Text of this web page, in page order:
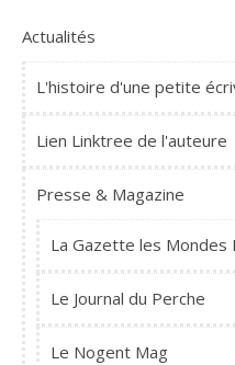
Actualités
L'histoire d'une petite
Lien Linktree de l'auteure
Presse & Magazine
La Gazette les Mondes
Le Journal du Perche
Le Nogent Mag